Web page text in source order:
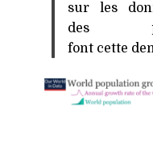
sur les
des
font cette